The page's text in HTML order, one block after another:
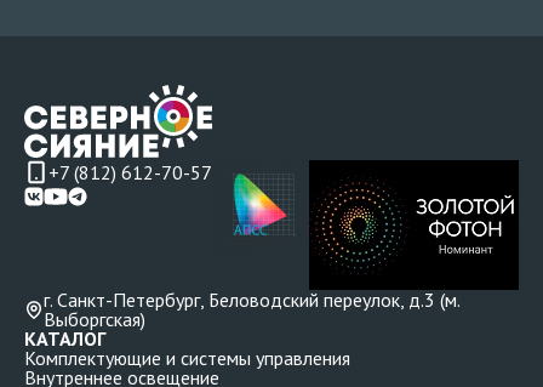
+7 (812) 612-70-57
г. Санкт-Петербург, Беловодский переулок, д.3 (м.
Выборгская)
КАТАЛОГ
Комплектующие и системы управления
Внутреннее освещение